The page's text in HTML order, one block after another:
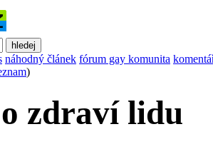
náhodný článek fórum gay komunita
)
zdraví lidu